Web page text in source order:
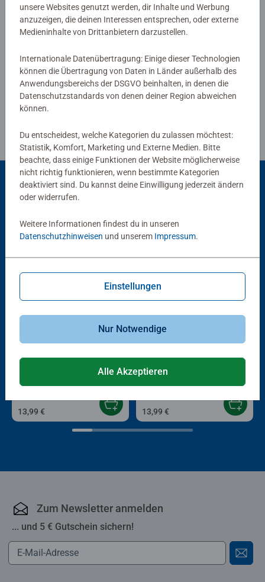
von Ravensburger Kinderpuzzles mit den beliebtesten
Motiven, von 2 Teilen bis 300 Teilen, ist garantiert für
jedes Kind das Richtige dabei. Die Auswahl der Motive
sehr am Herzen. Deshalb wird die Unbedenklichkeit aller
Materialien von einem unabhängigen Institut bestätigt.
Seit mehr als 100 Jahren entwickeln wir Puzzles, wie
Kinder sie lieben: altersgerecht in Motiv, Teilezahl und -
Verfasse eine Bewertung
Richtlinien für Bewertungen
Andere Kunden mögen auch
Die Zauberfahrt
13,99 €
Liebe liegt in der Luft
13,99 €
Zum Newsletter anmelden
... und 5 € Gutschein sichern!
unsere Websites genutzt werden, dir Inhalte und Werbung
anzuzeigen, die deinen Interessen entsprechen, oder externe
Medieninhalte von Drittanbietern darzustellen.
Internationale Datenübertragung: Einige dieser Technologien
können die Übertragung von Daten in Länder außerhalb des
Anwendungsbereichs der DSGVO beinhalten, in denen die
Datenschutzstandards von denen deiner Region abweichen
können.
Du entscheidest, welche Kategorien du zulassen möchtest:
Statistik, Komfort, Marketing und Externe Medien. Bitte
beachte, dass einige Funktionen der Website möglicherweise
nicht richtig funktionieren, wenn bestimmte Kategorien
deaktiviert sind. Du kannst deine Einwilligung jederzeit ändern
oder widerrufen.
Weitere Informationen findest du in unseren
Datenschutzhinweisen und unserem Impressum.
Einstellungen
Nur Notwendige
Alle Akzeptieren